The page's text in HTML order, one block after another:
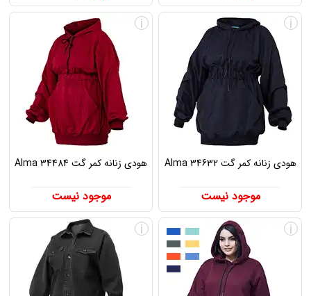
هودی زنانه کمر گت Alma 34632
موجود نیست
i
هودی زنانه کمر گت Alma 34484
موجود نیست
i
i
i